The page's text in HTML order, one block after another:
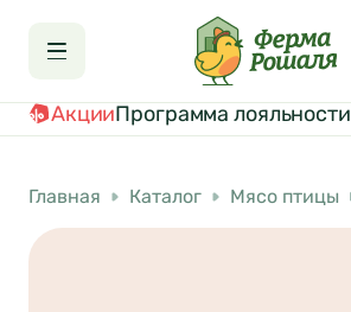
АкцииПрограмма лояльности
Главная Каталог Мясо птицы